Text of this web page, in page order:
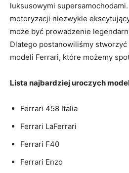
luksusowymi
motoryzacji niezwykle
może być prowadzenie
Dlatego postanowiliśmy
modeli⁤ Ferrari, które​ możemy
Lista najbardziej uroczych
Ferrari 458 ​Italia
Ferrari LaFerrari
Ferrari F40
Ferrari Enzo